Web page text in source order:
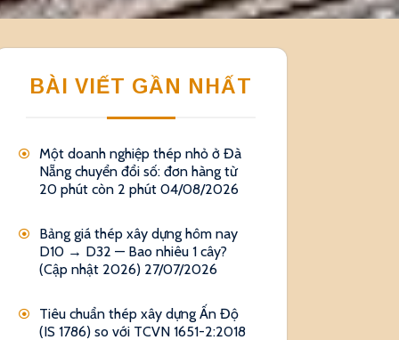
BÀI VIẾT GẦN NHẤT
Một doanh nghiệp thép nhỏ ở Đà
Nẵng chuyển đổi số: đơn hàng từ
20 phút còn 2 phút 04/08/2026
Bảng giá thép xây dựng hôm nay
D10 → D32 — Bao nhiêu 1 cây?
(Cập nhật 2026) 27/07/2026
Tiêu chuẩn thép xây dựng Ấn Độ
(IS 1786) so với TCVN 1651-2:2018